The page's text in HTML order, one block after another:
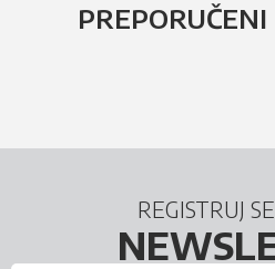
REGISTRUJ